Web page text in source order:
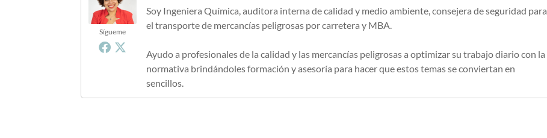
Sígueme
Soy Ingeniera Química, auditora interna de calidad y medio ambiente, consejera de seguridad para
el transporte de mercancías peligrosas por carretera y MBA.
Ayudo a profesionales de la calidad y las mercancías peligrosas a optimizar su trabajo diario con la
normativa brindándoles formación y asesoría para hacer que estos temas se conviertan en
sencillos.